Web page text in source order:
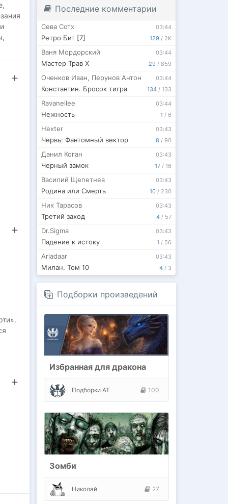
Последние комментарии
129 / 2K
03:44
Сева Сотх
Ретро Бит [7]
29 / 859
03:44
Ваня Мордорский
Мастер Трав X
134 / 133
03:44
Оченков Иван, Перунов Антон
Константин. Бросок тигра
1 / 6
03:44
Ravanellee
Нежность
8 / 90
03:43
Hexter
Червь: Фантомный вектор
17 / 16
03:43
Данил Коган
Черный замок
10 / 230
03:43
Василий Щепетнев
Родина или Смерть
4 / 57
03:43
Ник Тарасов
Третий заход
1 / 56
03:43
Dr.Sigma
Падение к истоку
4 / 3
03:43
Arladaar
Милан. Том 10
Подборки произведений
Избранная для дракона
Подборки АТ 100
Зомби
Николай 27